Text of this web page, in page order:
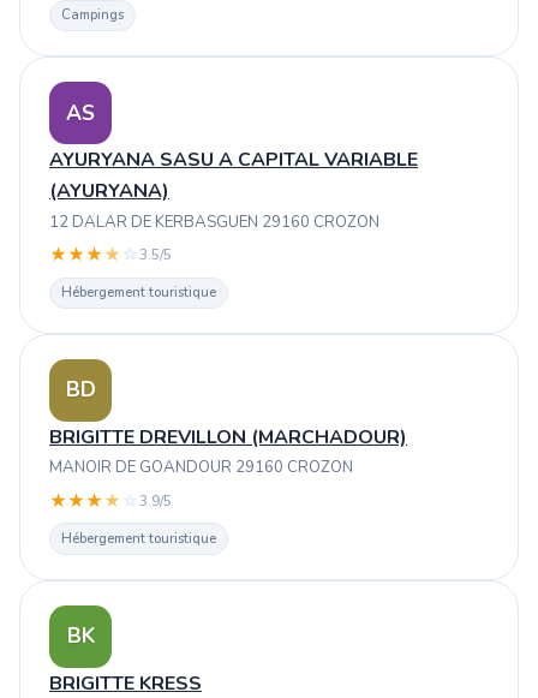
Campings
AS
AYURYANA SASU A CAPITAL VARIABLE
(AYURYANA)
12 DALAR DE KERBASGUEN 29160 CROZON
★★★★ ☆3.5/5
Hébergement touristique
BD
BRIGITTE DREVILLON (MARCHADOUR)
MANOIR DE GOANDOUR 29160 CROZON
★★★★ ☆3.9/5
Hébergement touristique
BK
BRIGITTE KRESS